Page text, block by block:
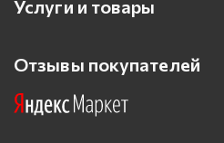
Услуги и товары
Отзывы покупателей